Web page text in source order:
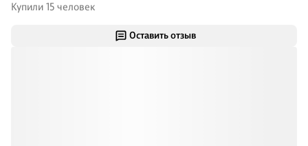
Оставить отзыв
Купили 15 человек